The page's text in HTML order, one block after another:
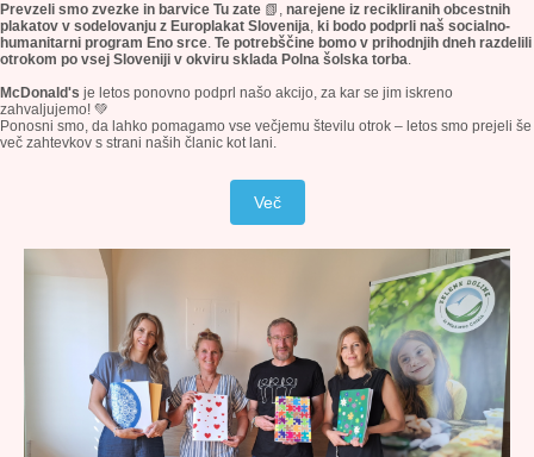
Prevzeli smo zvezke in barvice Tu zate 📗, narejene iz recikliranih obcestnih
plakatov v sodelovanju z Europlakat Slovenija, ki bodo podprli naš socialno-
humanitarni program Eno srce. Te potrebščine bomo v prihodnjih dneh razdelili
otrokom po vsej Sloveniji v okviru sklada Polna šolska torba.
McDonald's je letos ponovno podprl našo akcijo, za kar se jim iskreno
zahvaljujemo! 💚
Ponosni smo, da lahko pomagamo vse večjemu številu otrok – letos smo prejeli še
več zahtevkov s strani naših članic kot lani.
Več